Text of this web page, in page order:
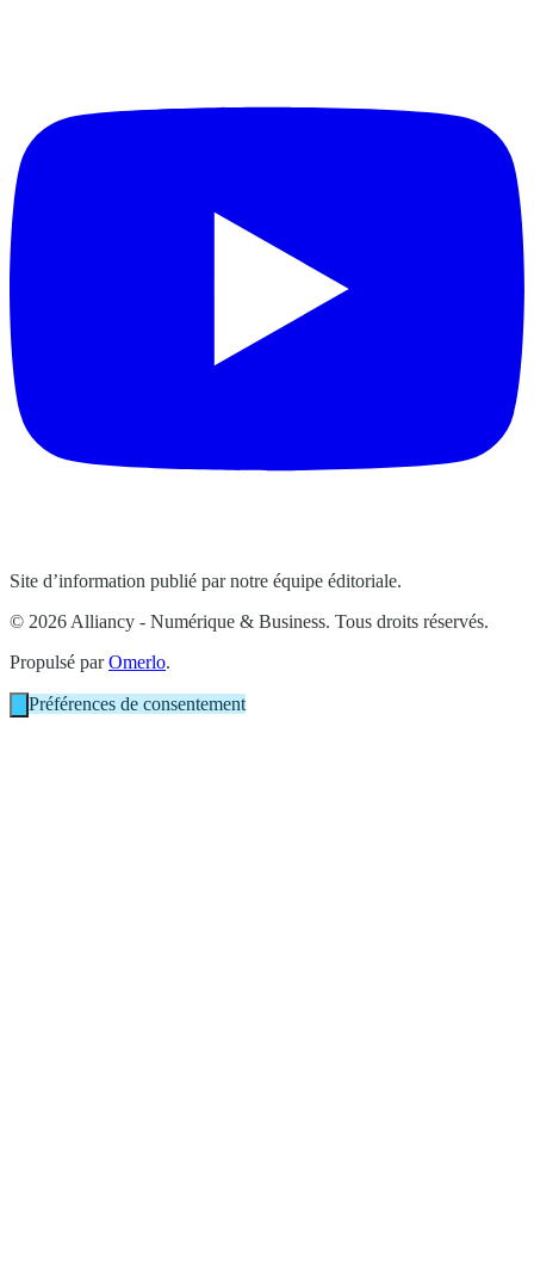
Site d’information publié par notre équipe éditoriale.
© 2026 Alliancy - Numérique & Business. Tous droits réservés.
Propulsé parOmerlo.
Préférences de consentement